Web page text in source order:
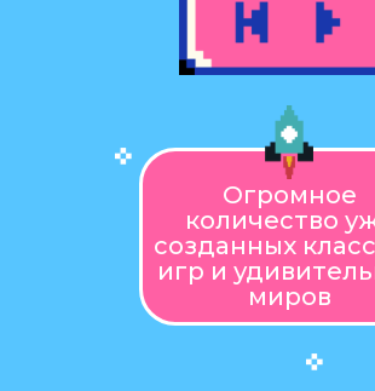
Огромное
количество
созданных
игр и
миров